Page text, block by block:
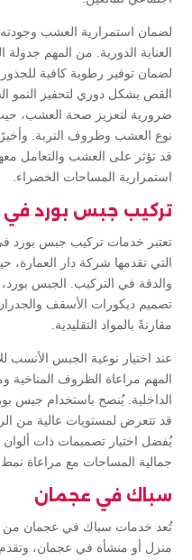
لضمان استمرارية العشب
العناية الدورية. من المهم
لضمان توفير رطوبة كافية
القص بشكل دوري لتحفيز النمو
ضرورية لتعزيز صحة العشب،
نوع العشب وظروف التربة.
قد تؤثر على العشب والتعامل
استمرارية المساحات الخضراء.
تركيب جبس بورد
تعتبر خدمات تركيب جبس بورد
التي تقدمها شركة دار العمارة،
والدقة في التركيب. الجبس بورد،
تصميم ديكورات الأسقف
مقارنةً بالمواد التقليدية.
عند اختيار نوعية الجبس
المهم مراعاة الظروف المناخية
الداخلية. يُنصح باستخدام جبس
قد تتعرض لمستويات عالية من
يُفضل اختيار تصميمات ذات
جمالية المساحات مع مراعاة نمط
سباك في عجمان
تُعد خدمات سباك في عجمان من
منزل أو منشأة في عجمان،